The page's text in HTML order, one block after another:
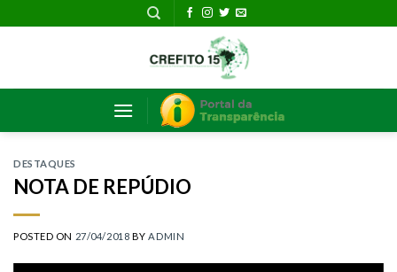
DESTAQUES
NOTA DE REPÚDIO
POSTED ON 27/04/2018 BY ADMIN